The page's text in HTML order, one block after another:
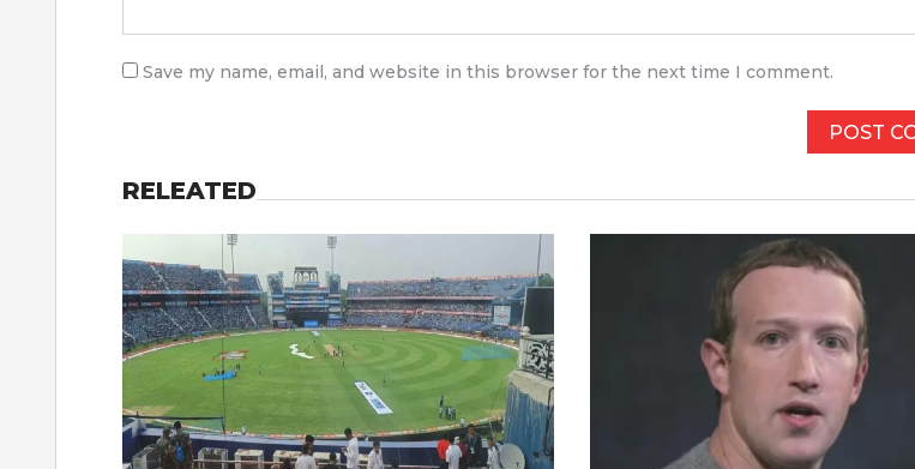
Save my name, email, and website in this browser for the next time I comment.
RELEATED